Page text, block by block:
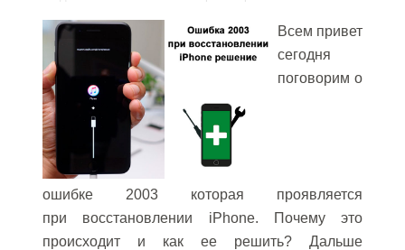
Всем привет
сегодня
поговорим о
ошибке 2003 которая проявляется
при восстановлении iPhone. Почему это
происходит и как ее решить? Дальше